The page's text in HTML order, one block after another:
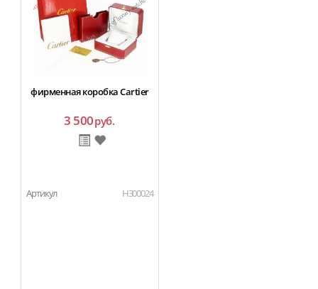
фирменная коробка Cartier
3 500руб.
Артикул H300024